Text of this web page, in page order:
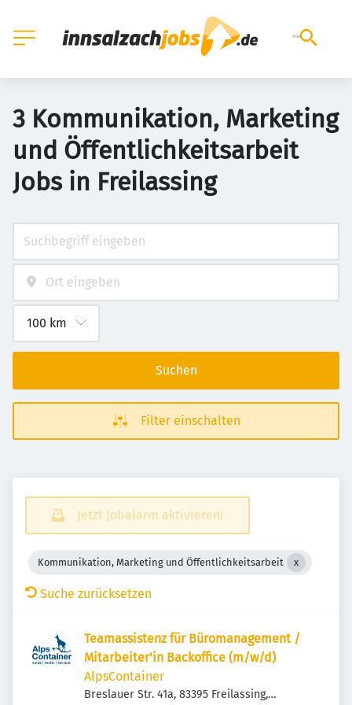
3 Kommunikation, Marketing
und Öffentlichkeitsarbeit
Jobs in Freilassing
Suchen
Filter einschalten
Jetzt Jobalarm aktivieren!
Kommunikation, Marketing und Öffentlichkeitsarbeit
Suche zurücksetzen
Teamassistenz für Büromanagement /
Mitarbeiter'in Backoffice (m/w/d)
AlpsContainer
Breslauer Str. 41a, 83395 Freilassing,